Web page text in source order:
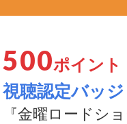
500ポイント
視聴認定バッジ
『金曜ロードシ